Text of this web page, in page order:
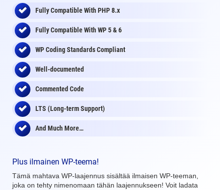
Fully Compatible With PHP 8.x
Fully Compatible With WP 5 & 6
WP Coding Standards Compliant
Well-documented
Commented Code
LTS (Long-term Support)
And Much More…
Plus ilmainen WP-teema!
Tämä mahtava WP-laajennus sisältää ilmaisen WP-teeman,
joka on tehty nimenomaan tähän laajennukseen! Voit ladata